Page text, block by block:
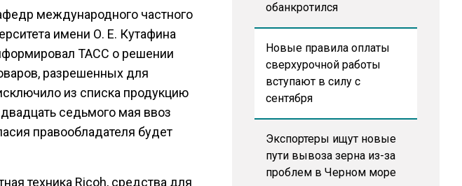
международного частного
имени О. Е. Кутафина
ТАСС о решении
разрешенных для
из списка продукцию
седьмого мая ввоз
правообладателя будет
техника Ricoh, средства для
обанкротился
Новые правила оплаты
сверхурочной работы
вступают в силу с
сентября
Экспортеры ищут новые
пути вывоза зерна из-за
проблем в Черном море